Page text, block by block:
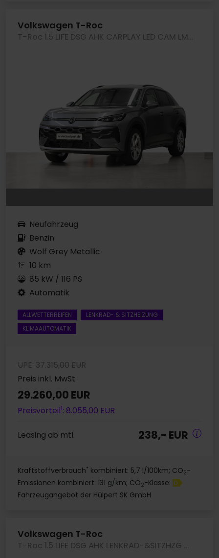
Volkswagen T-Roc
T-Roc 1.5 LIFE DSG AHK CARPLAY LED CAM LM18
Neufahrzeug
Benzin
Wolf Grey Metallic
10 km
85 kW / 116 PS
Automatik
ALLWETTERREIFEN
LENKRAD- & SITZHEIZUNG
KLIMAAUTOMATIK
UPE: 37.315,00 EUR
Preis inkl. MwSt.
29.260,00 EUR
Preisvorteil1: 8.055,00 EUR
Leasing ab mtl. 238,- EUR
Kraftstoffverbrauch* kombiniert: 5,7 l/100km; CO2-
Emissionen kombiniert: 131 g/km; CO2-Klasse: D
Fahrzeugangebot der Hülpert SK GmbH
Volkswagen T-Roc
T-Roc 1.5 LIFE DSG AHK LENKRAD-&SITZHZG CAM LM18